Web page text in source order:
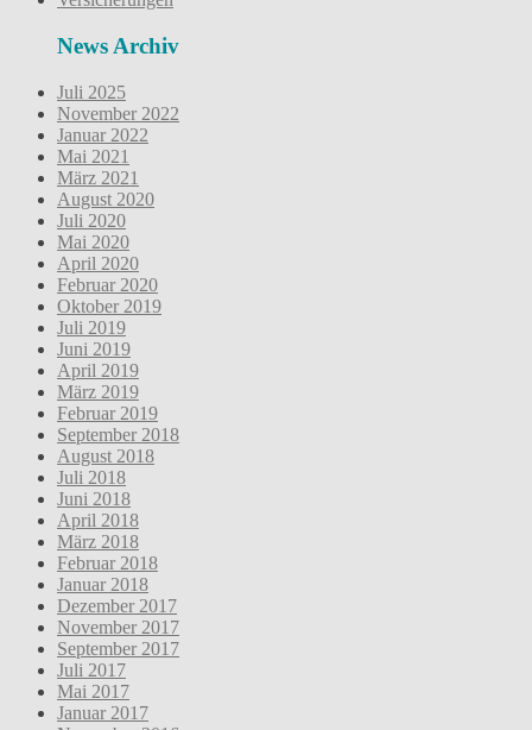
News Archiv
Juli 2025
November 2022
Januar 2022
Mai 2021
März 2021
August 2020
Juli 2020
Mai 2020
April 2020
Februar 2020
Oktober 2019
Juli 2019
Juni 2019
April 2019
März 2019
Februar 2019
September 2018
August 2018
Juli 2018
Juni 2018
April 2018
März 2018
Februar 2018
Januar 2018
Dezember 2017
November 2017
September 2017
Juli 2017
Mai 2017
Januar 2017